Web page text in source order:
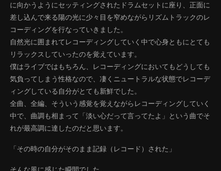
に向かうようにセッティングされたドラムセットに座り、正面に
差し込んで来る陽の光に少々目を窄めながらリズムトラックのレ
コーディングを行なっていきました。
自然光に囲まれてレコーディングしていく中で心身ともにとても
リラックスしていったのを覚えています。
僕はライブではもちろん、レコーディングにおいてもどうしても
気負ってしまう性格なので、凄くニュートラルな状態でレコーデ
ィングしている自分がとても新鮮でした。
全曲、全編、そういう感覚を覚えながらレコーディングしていく
中で、曲調も相まって「淡い心だって言ってたよ」という曲でそ
れが最高調に達したのだと思います。
「その時の自分がそのまま記録（レコード）された」